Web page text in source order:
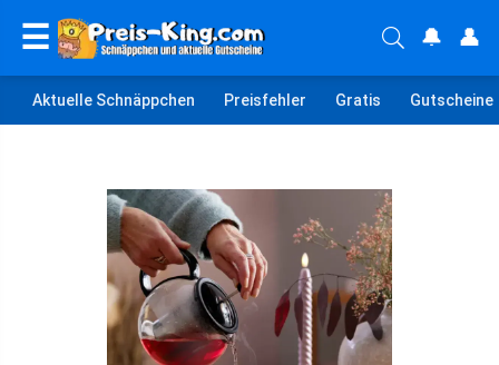
☰ 🔔 👤
Aktuelle Schnäppchen Preisfehler Gratis Gutscheine